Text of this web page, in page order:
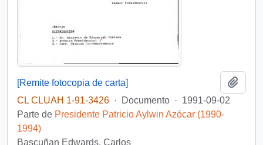
[Remite fotocopia de carta]
CL CLUAH 1-91-3426 · Documento · 1991-09-02
Parte de Presidente Patricio Aylwin Azócar (1990-
1994)
Bascuñan Edwards, Carlos